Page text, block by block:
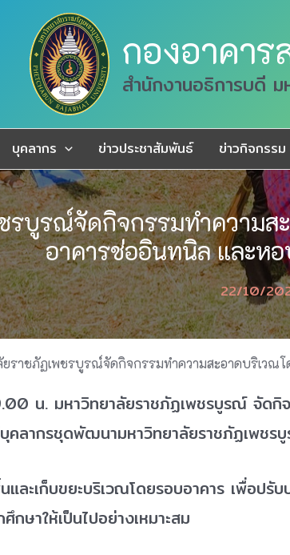
กองอาคาร
สำนักงานอธิการบดี
บุคลากร ข่าวประชาสัมพันธ์ ข่าวกิจกรรม
รบูรณ์จัดกิจกรรมทำความ
อาคารช่ออินทนิล และห
22/10/
ยราชภัฏเพชรบูรณ์จัดกิจกรรมทำความสะอาดบริเวณ
น. มหาวิทยาลัยราชภัฏเพชรบูรณ์ จัดกิจ
คลากรชุดพัฒนามหาวิทยาลัยราชภัฏเพชร
ละเก็บขยะบริเวณโดยรอบอาคาร เพื่อปรั
ษาให้เป็นไปอย่างเหมาะสม